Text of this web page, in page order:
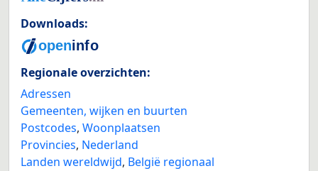
Downloads:
Regionale overzichten:
Adressen
Gemeenten, wijken en buurten
Postcodes, Woonplaatsen
Provincies, Nederland
Landen wereldwijd, België regionaal